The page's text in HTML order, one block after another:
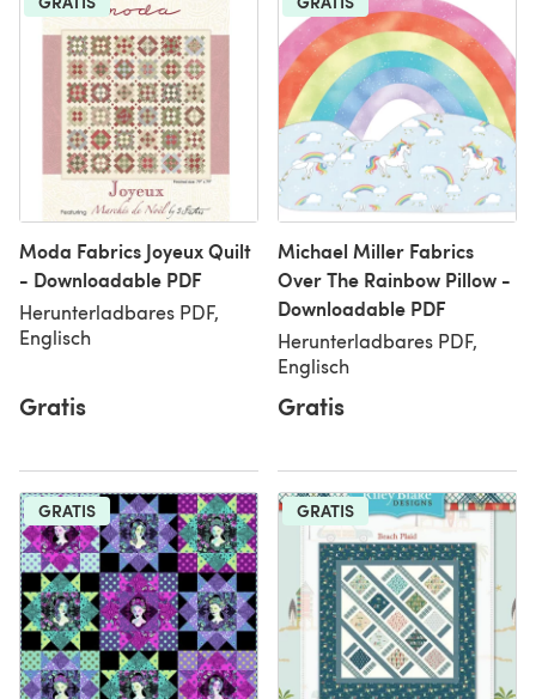
Moda Fabrics Joyeux Quilt
- Downloadable PDF
Herunterladbares PDF,
Englisch
Gratis
Michael Miller Fabrics
Over The Rainbow Pillow -
Downloadable PDF
Herunterladbares PDF,
Englisch
Gratis
GRATIS GRATIS